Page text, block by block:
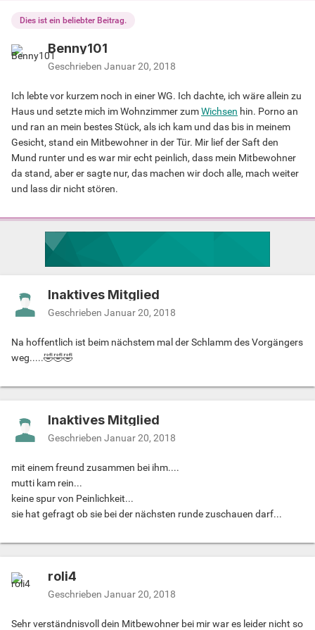
Dies ist ein beliebter Beitrag.
Benny101
Geschrieben Januar 20, 2018
Ich lebte vor kurzem noch in einer WG. Ich dachte, ich wäre allein zu
Haus und setzte mich im Wohnzimmer zumWichsen hin. Porno an
und ran an mein bestes Stück, als ich kam und das bis in meinem
Gesicht, stand ein Mitbewohner in der Tür. Mir lief der Saft den
Mund runter und es war mir echt peinlich, dass mein Mitbewohner
da stand, aber er sagte nur, das machen wir doch alle, mach weiter
und lass dir nicht stören.
Inaktives Mitglied
Geschrieben Januar 20, 2018
Na hoffentlich ist beim nächstem mal der Schlamm des Vorgängers
weg.....🤣🤣🤣
Inaktives Mitglied
Geschrieben Januar 20, 2018
mit einem freund zusammen bei ihm....
mutti kam rein...
keine spur von Peinlichkeit...
sie hat gefragt ob sie bei der nächsten runde zuschauen darf...
roli4
Geschrieben Januar 20, 2018
Sehr verständnisvoll dein Mitbewohner bei mir war es leider nicht so